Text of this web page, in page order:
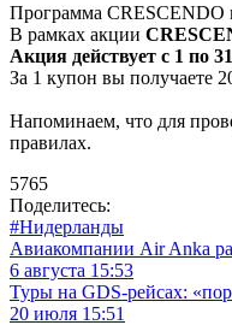
Программа СRESCENDO
В рамках акции
Акция действует с 1 по
За 1 купон вы получаете
Напоминаем, что для
правилах.
5765
Поделитесь:
#Нидерланды
Авиакомпании Air Anka
6 августа 15:53
Туры на GDS-рейсах:
20 июля 15:51